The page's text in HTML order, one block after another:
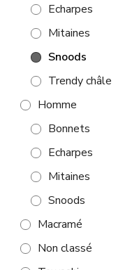
Echarpes
Mitaines
Snoods
Trendy châle
Homme
Bonnets
Echarpes
Mitaines
Snoods
Macramé
Non classé